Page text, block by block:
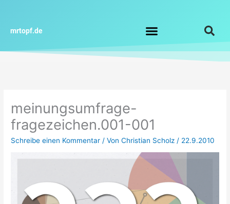
springen
mrtopf.de
meinungsumfrage-
fragezeichen.001-001
Schreibe einen Kommentar / VonChristian Scholz / 22.9.2010